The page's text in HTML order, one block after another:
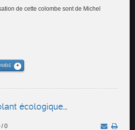
de cette colombe sont de Michel
écologique...
/ 0